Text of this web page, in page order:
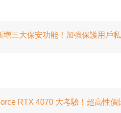
增三大保安功能！加強保護用戶私
RTX 4070 大考驗！超高性價